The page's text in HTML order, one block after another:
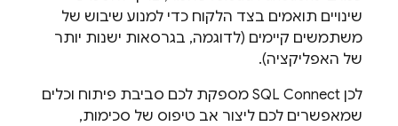
שינויים תואמים בצד הלקוח כדי למנוע שיבוש של
משתמשים קיימים (לדוגמה, בגרסאות ישנות יותר
של האפליקציה).
לכן SQL Connect מספקת לכם סביבת פיתוח וכלים
שמאפשרים לכם ליצור אב טיפוס של סכימות,